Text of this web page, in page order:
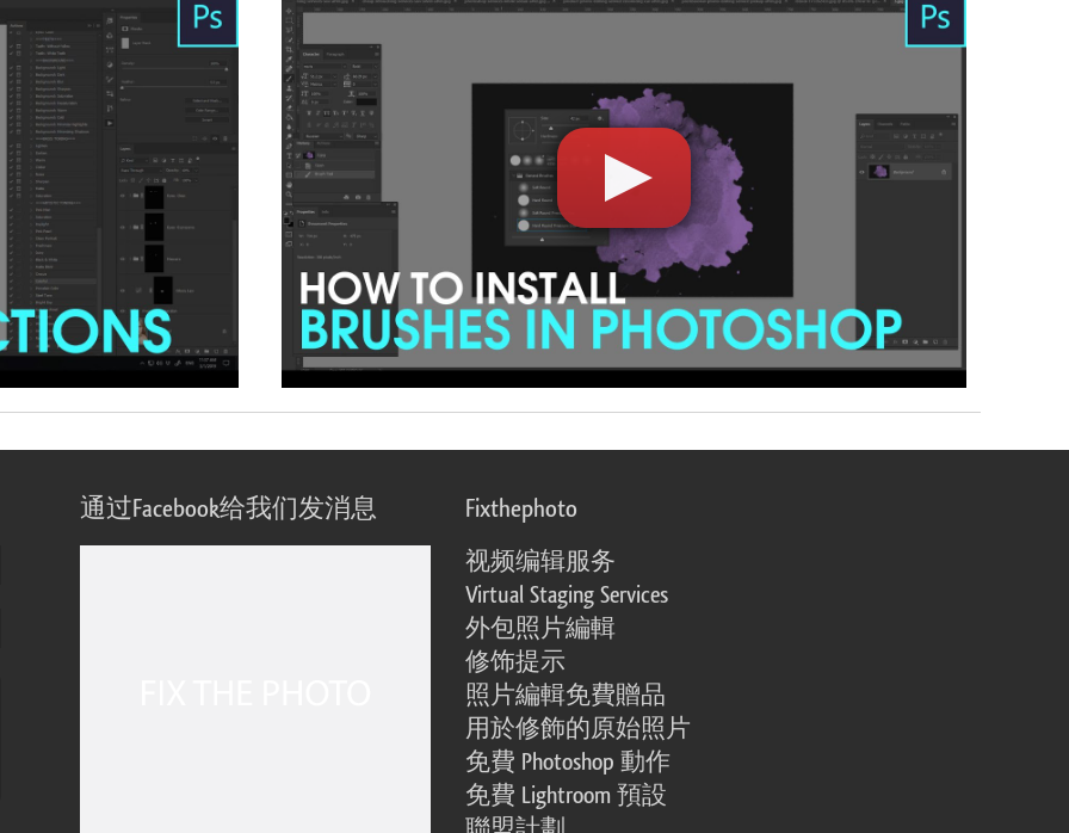
通过Facebook给我们发消息 Fixthephoto
视频编辑服务
Virtual Staging Services
外包照片編輯
修饰提示
照片編輯免費贈品
用於修飾的原始照片
免費 Photoshop 動作
免費 Lightroom 預設